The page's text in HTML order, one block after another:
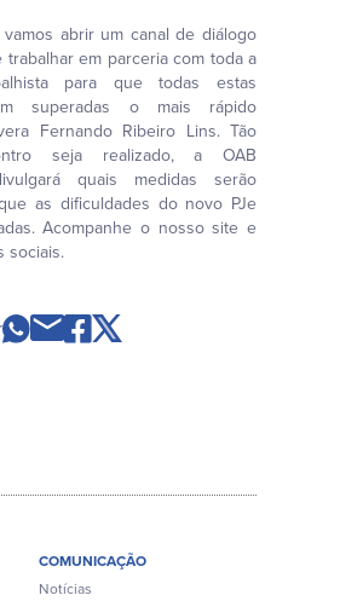
abrir um canal de diálogo
trabalhar em parceria com toda a
para que todas estas
superadas o mais rápido
Fernando Ribeiro Lins. Tão
seja realizado, a OAB
quais medidas serão
as dificuldades do novo PJe
Acompanhe o nosso site e
sociais.
COMUNICAÇÃO
Notícias